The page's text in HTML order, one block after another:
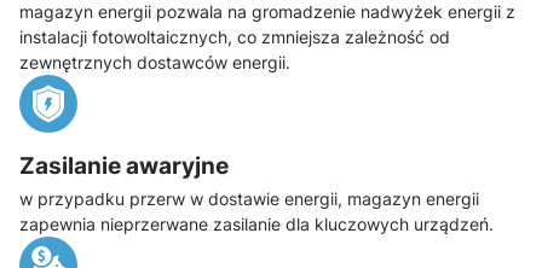
magazyn energii pozwala na gromadzenie nadwyżek energii z
instalacji fotowoltaicznych, co zmniejsza zależność od
zewnętrznych dostawców energii.
Zasilanie awaryjne
w przypadku przerw w dostawie energii, magazyn energii
zapewnia nieprzerwane zasilanie dla kluczowych urządzeń.